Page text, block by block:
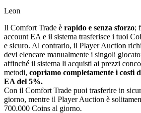
Leon
Il Comfort Trade è rapido e senza sforzo;
account EA e il sistema trasferisce i tuoi
e sicuro. Al contrario, il Player Auction
devi elencare manualmente i singoli
affinché il sistema li acquisti ai prezzi
metodi, copriamo completamente i costi
EA del 5%.
Con il Comfort Trade puoi trasferire in
giorno, mentre il Player Auction è
700.000 Coins al giorno.